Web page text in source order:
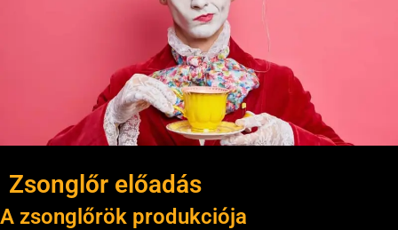
Zsonglőr előadás
A zsonglőrök produkciója